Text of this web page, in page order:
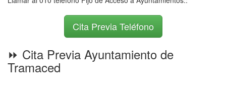
Cita Previa Teléfono
⏩ Cita Previa Ayuntamiento de
Tramaced